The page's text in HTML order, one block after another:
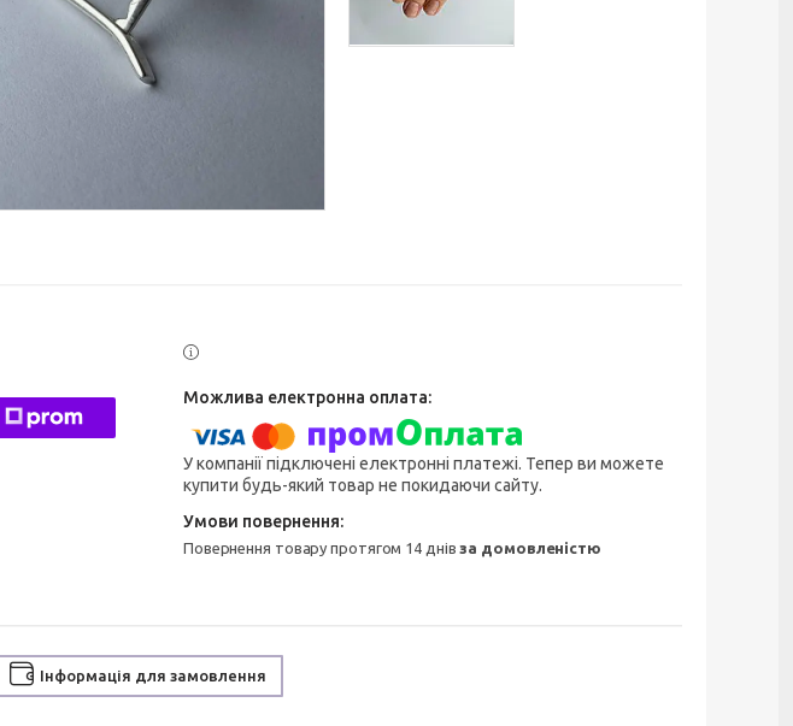
У компанії підключені електронні платежі. Тепер ви можете
купити будь-який товар не покидаючи сайту.
повернення товару протягом 14 днівза домовленістю
Інформація для замовлення